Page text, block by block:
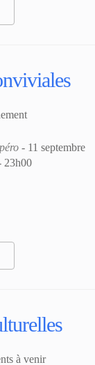
- 11 septembre
23h00
à venir